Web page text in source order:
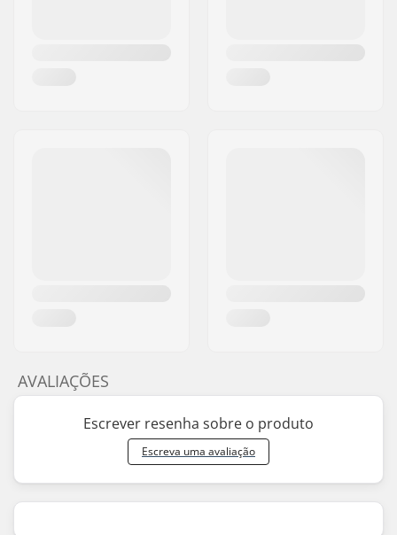
AVALIAÇÕES
Escrever resenha sobre o produto
Escreva uma avaliação